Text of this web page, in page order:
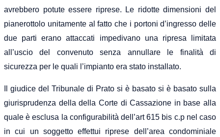
avrebbero potute essere riprese. Le ridotte dimensioni del
pianerottolo unitamente al fatto che i portoni d’ingresso delle
due parti erano attaccati impedivano una ripresa limitata
all’uscio del convenuto senza annullare le finalità di
sicurezza per le quali l’impianto era stato installato.
Il giudice del Tribunale di Prato si è basato si è basato sulla
giurisprudenza della della Corte di Cassazione in base alla
quale è esclusa la configurabilità dell’art 615 bis c.p nel caso
in cui un soggetto effettui riprese dell’area condominiale